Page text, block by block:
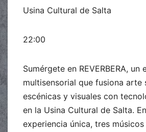
Usina Cultural de Salta
22:00
Sumérgete en REVERBERA, un
multisensorial que fusiona arte
escénicas y visuales con
en la Usina Cultural de Salta.
experiencia única, tres